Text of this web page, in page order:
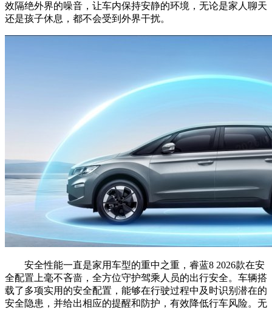
效隔绝外界的噪音，让车内保持安静的环境，无论是家人聊天
还是孩子休息，都不会受到外界干扰。
安全性能一直是家用车型的重中之重，睿蓝8 2026款在安
全配置上毫不吝啬，全方位守护驾乘人员的出行安全。车辆搭
载了多项实用的安全配置，能够在行驶过程中及时识别潜在的
安全隐患，并给出相应的提醒和防护，有效降低行车风险。无